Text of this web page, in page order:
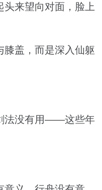
来望向对面，脸上
盖，而是深入仙躯
法没有用——这些年